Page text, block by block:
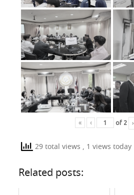
« ‹ of 2 ›
29 total views , 1 views today
Related posts: